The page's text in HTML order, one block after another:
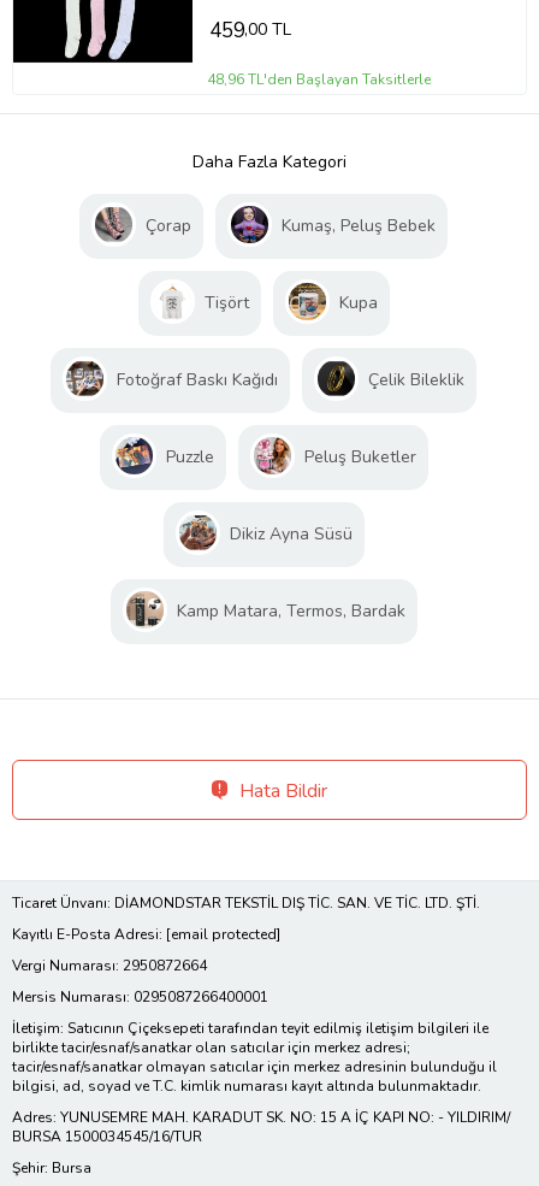
459,00 TL
48,96 TL'den Başlayan Taksitlerle
Daha Fazla Kategori
Çorap Kumaş, Peluş Bebek
Tişört Kupa
Fotoğraf Baskı Kağıdı Çelik Bileklik
Puzzle Peluş Buketler
Dikiz Ayna Süsü
Kamp Matara, Termos, Bardak
Hata Bildir
Ticaret Ünvanı: DİAMONDSTAR TEKSTİL DIŞ TİC. SAN. VE TİC. LTD. ŞTİ.
Kayıtlı E-Posta Adresi: [email protected]
Vergi Numarası: 2950872664
Mersis Numarası: 0295087266400001
İletişim: Satıcının Çiçeksepeti tarafından teyit edilmiş iletişim bilgileri ile
birlikte tacir/esnaf/sanatkar olan satıcılar için merkez adresi;
tacir/esnaf/sanatkar olmayan satıcılar için merkez adresinin bulunduğu il
bilgisi, ad, soyad ve T.C. kimlik numarası kayıt altında bulunmaktadır.
Adres: YUNUSEMRE MAH. KARADUT SK. NO: 15 A İÇ KAPI NO: - YILDIRIM/
BURSA 1500034545/16/TUR
Şehir: Bursa